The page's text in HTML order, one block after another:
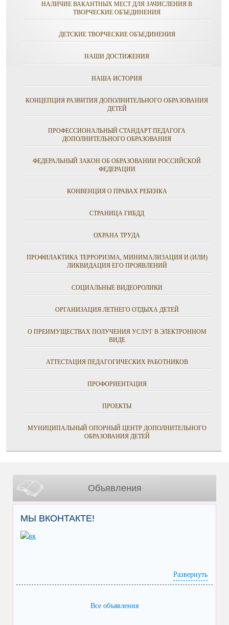
НАЛИЧИЕ ВАКАНТНЫХ МЕСТ ДЛЯ ЗАЧИСЛЕНИЯ В
ТВОРЧЕСКИЕ ОБЪЕДИНЕНИЯ
ДЕТСКИЕ ТВОРЧЕСКИЕ ОБЪЕДИНЕНИЯ
НАШИ ДОСТИЖЕНИЯ
НАША ИСТОРИЯ
КОНЦЕПЦИЯ РАЗВИТИЯ ДОПОЛНИТЕЛЬНОГО ОБРАЗОВАНИЯ
ДЕТЕЙ
ПРОФЕССИОНАЛЬНЫЙ СТАНДАРТ ПЕДАГОГА
ДОПОЛНИТЕЛЬНОГО ОБРАЗОВАНИЯ
ФЕДЕРАЛЬНЫЙ ЗАКОН ОБ ОБРАЗОВАНИИ РОССИЙСКОЙ
ФЕДЕРАЦИИ
КОНВЕНЦИЯ О ПРАВАХ РЕБЕНКА
СТРАНИЦА ГИБДД
ОХРАНА ТРУДА
ПРОФИЛАКТИКА ТЕРРОРИЗМА, МИНИМАЛИЗАЦИЯ И (ИЛИ)
ЛИКВИДАЦИЯ ЕГО ПРОЯВЛЕНИЙ
СОЦИАЛЬНЫЕ ВИДЕОРОЛИКИ
ОРГАНИЗАЦИЯ ЛЕТНЕГО ОТДЫХА ДЕТЕЙ
О ПРЕИМУЩЕСТВАХ ПОЛУЧЕНИЯ УСЛУГ В ЭЛЕКТРОННОМ
ВИДЕ
АТТЕСТАЦИЯ ПЕДАГОГИЧЕСКИХ РАБОТНИКОВ
ПРОФОРИЕНТАЦИЯ
ПРОЕКТЫ
МУНИЦИПАЛЬНЫЙ ОПОРНЫЙ ЦЕНТР ДОПОЛНИТЕЛЬНОГО
ОБРАЗОВАНИЯ ДЕТЕЙ
Объявления
МЫ ВКОНТАКТЕ!
Развернуть
Все объявления